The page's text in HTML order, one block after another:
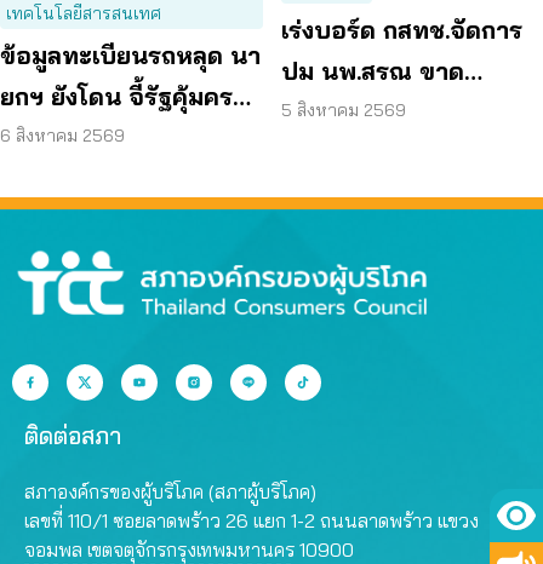
เทคโนโลยีสารสนเทศ
ข้อมูลทะเบียนรถหลุด นา
ยกฯ ยังโดน จี้รัฐคุ้มครอง
ข้อมูลส่วนบุคคล
6 สิงหาคม 2569
เร่งบอร์ด กสทช.จัดการ
ปม นพ.สรณ ขาด
คุณสมบัติ ตามมติ
5 สิงหาคม 2569
ติดต่อสภา
สภาองค์กรของผู้บริโภค (สภาผู้บริโภค)
เลขที่ 110/1 ซอยลาดพร้าว 26 แยก 1-2 ถนนลาดพร้าว แขวง
จอมพล เขตจตุจักรกรุงเทพมหานคร 10900